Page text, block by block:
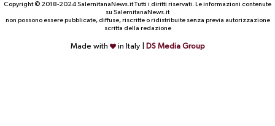
Copyright © 2018-2024 SalernitanaNews.it Tutti i diritti riservati. Le informazioni contenute
su SalernitanaNews.it
non possono essere pubblicate, diffuse, riscritte o ridistribuite senza previa autorizzazione
scritta della redazione
Made with in Italy | DS Media Group